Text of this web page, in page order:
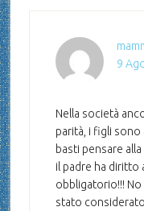
9
Nella società
parità, i figli sono
basti pensare
il padre ha diritto
obbligatorio!!! No
stato